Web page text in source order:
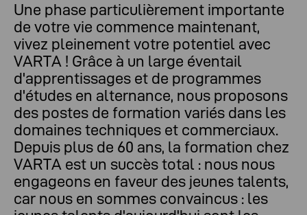
Une phase particulièrement importante
de votre vie commence maintenant,
vivez pleinement votre potentiel avec
VARTA ! Grâce à un large éventail
d'apprentissages et de programmes
d'études en alternance, nous proposons
des postes de formation variés dans les
domaines techniques et commerciaux.
Depuis plus de 60 ans, la formation chez
VARTA est un succès total : nous nous
engageons en faveur des jeunes talents,
car nous en sommes convaincus : les